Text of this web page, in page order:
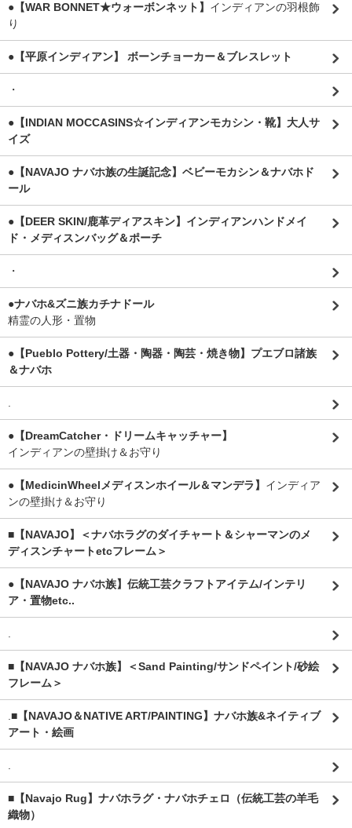
●【WAR BONNET★ウォーボンネット】 インディアンの羽根飾
り
●【平原インディアン】 ボーンチョーカー＆ブレスレット
・
●【INDIAN MOCCASINS☆インディアンモカシン・靴】大人サ
イズ
●【NAVAJO ナバホ族の生誕記念】ベビーモカシン＆ナバホド
ール
●【DEER SKIN/鹿革ディアスキン】インディアンハンドメイ
ド・メディスンバッグ＆ポーチ
・
●ナバホ&ズニ族カチナドール
精霊の人形・置物
●【Pueblo Pottery/土器・陶器・陶芸・焼き物】プエブロ諸族
＆ナバホ
●【DreamCatcher・ドリームキャッチャー】
インディアンの壁掛け＆お守り
●【MedicinWheelメディスンホイール＆マンデラ】 インディア
ンの壁掛け＆お守り
■【NAVAJO】＜ナバホラグのダイチャート＆シャーマンのメ
ディスンチャートetcフレーム＞
●【NAVAJO ナバホ族】伝統工芸クラフトアイテム/インテリ
ア・置物etc..
■【NAVAJO ナバホ族】＜Sand Painting/サンドペイント/砂絵
フレーム＞
■【NAVAJO＆NATIVE ART/PAINTING】ナバホ族&ネイティブ
アート・絵画
■【Navajo Rug】ナバホラグ・ナバホチェロ（伝統工芸の羊毛
織物）